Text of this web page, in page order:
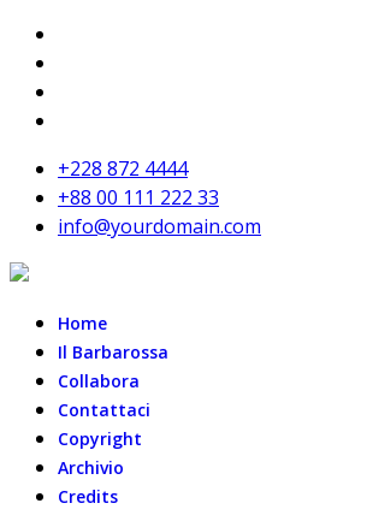
+228 872 4444
+88 00 111 222 33
info@yourdomain.com
Home
Il Barbarossa
Collabora
Contattaci
Copyright
Archivio
Credits